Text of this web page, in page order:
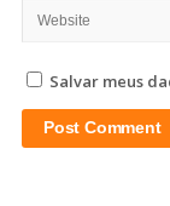
Salvar meus